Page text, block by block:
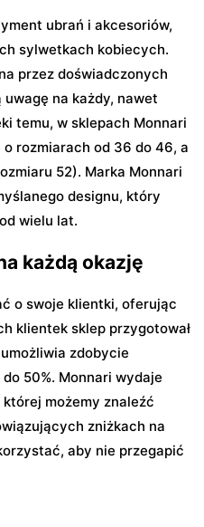
ubrań i akcesoriów,
sylwetkach kobiecych.
przez doświadczonych
na każdy, nawet
temu, w sklepach Monnari
rozmiarach od 36 do 46, a
52). Marka Monnari
designu, który
wielu lat.
każdą okazję
o swoje klientki, oferując
klientek sklep przygotował
zdobycie
50%. Monnari wydaje
możemy znaleźć
zniżkach na
aby nie przegapić